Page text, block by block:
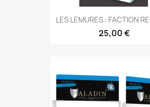
LES LEMURES : FACTION
25,00 €